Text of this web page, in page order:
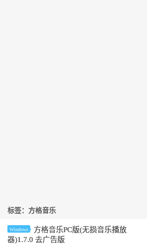
标签：方格音乐
Windows
方格音乐PC版(无损音乐播放
器)1.7.0 去广告版